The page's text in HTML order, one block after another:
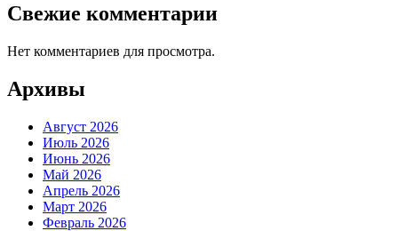
Свежие комментарии
Нет комментариев для просмотра.
Архивы
Август 2026
Июль 2026
Июнь 2026
Май 2026
Апрель 2026
Март 2026
Февраль 2026